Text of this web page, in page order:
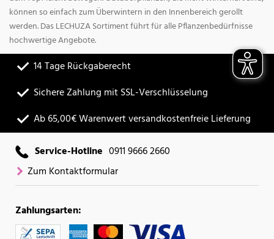
können so einfach zum Überwintern in den Innenbereich gerollt
werden. Das LECHUZA Sortiment führt für alle Pflanzenbedürfnisse
hochwertige Angebote.
14 Tage Rückgaberecht
Sichere Zahlung mit SSL-Verschlüsselung
Ab 65,00€ Warenwert versandkostenfreie Lieferung
Service-Hotline 0911 9666 2660
Zum Kontaktformular
Zahlungsarten: